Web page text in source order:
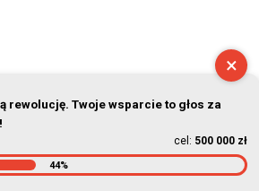
×
rewolucję. Twoje wsparcie to głos za
cel: 500 000 zł
44%